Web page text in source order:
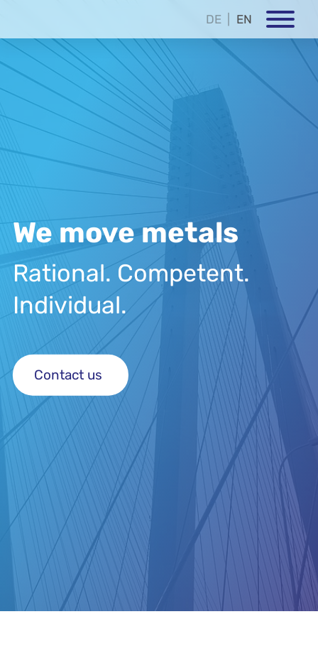
DE EN
We move metals
Rational. Competent.
Individual.
Contact us